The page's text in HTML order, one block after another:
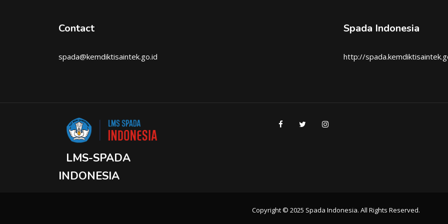
Contact
spada@kemdiktisaintek.go.id
Spada Indonesia
http://
LMS-SPADA
INDONESIA
Copyright © 2025 Spada Indonesia. All Rights Reserved.